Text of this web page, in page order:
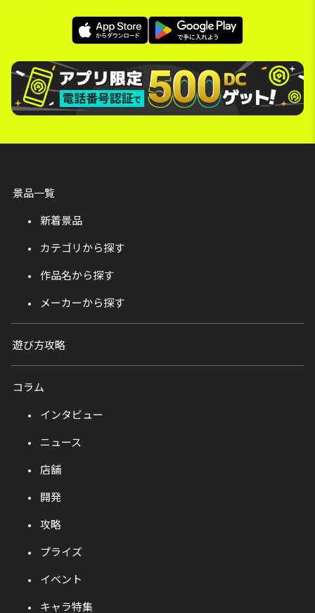
景品一覧
新着景品
カテゴリから探す
作品名から探す
メーカーから探す
遊び方攻略
コラム
インタビュー
ニュース
店舗
開発
攻略
プライズ
イベント
キャラ特集